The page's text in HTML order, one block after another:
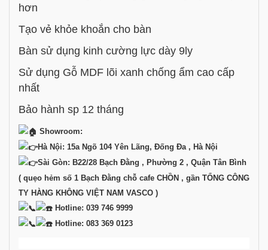
hơn
Tạo vẻ khỏe khoắn cho bàn
Bàn sử dụng kinh cường lực dày 9ly
Sử dụng Gỗ MDF lõi xanh chống ẩm cao cấp
nhất
Bảo hành sp 12 tháng
Showroom:
Hà Nội: 15a Ngõ 104 Yên Lãng, Đống Đa , Hà Nội
Sài Gòn: B22/28 Bạch Đằng , Phường 2 , Quận Tân Bình
( quẹo hẻm số 1 Bạch Đằng chỗ cafe CHỒN , gần TỔNG CÔNG
TY HÀNG KHÔNG VIỆT NAM VASCO )
Hotline: 039 746 9999
Hotline: 083 369 0123